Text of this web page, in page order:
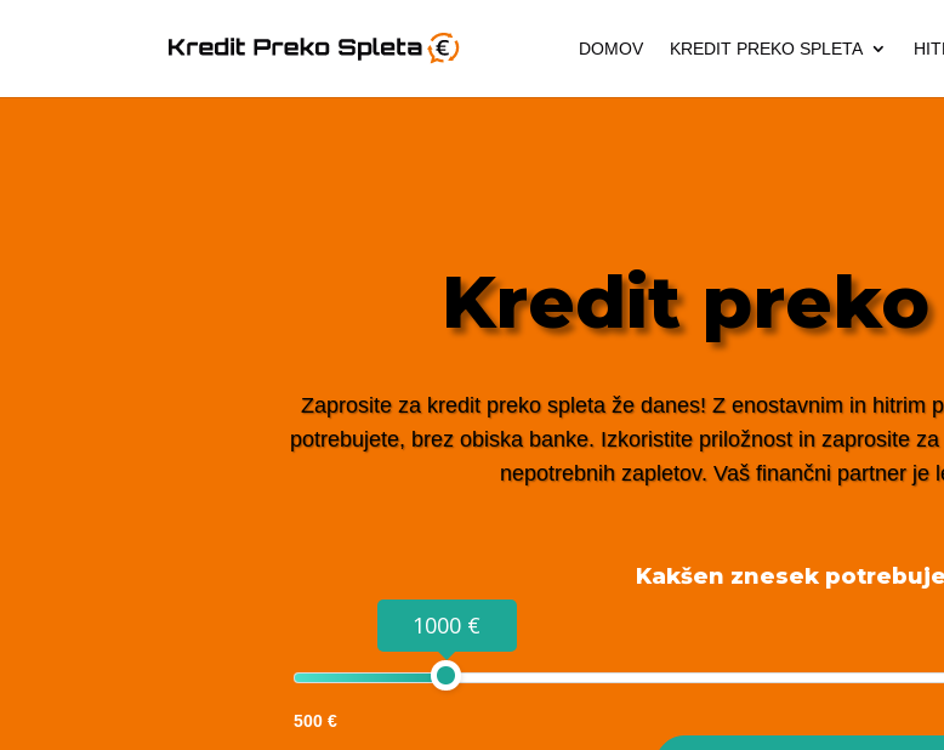
DOMOV KREDIT PREKO SPLETA
Kredit
Zaprosite za kredit preko spleta že danes! Z enostavnim in hitrim
potrebujete, brez obiska banke. Izkoristite priložnost in zaprosite
nepotrebnih zapletov. Vaš finančni partner je
Kakšen znesek
1000 €
500 €